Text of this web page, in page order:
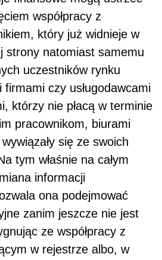
współpracy z
który już widnieje w
strony natomiast samemu
uczestników rynku
czy usługodawcami
którzy nie płacą w terminie
pracownikom, biurami
się ze swoich
tym właśnie na całym
informacji
ona podejmować
zanim jeszcze nie jest
ze współpracy z
w rejestrze albo, w